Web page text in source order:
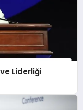
Liderliği